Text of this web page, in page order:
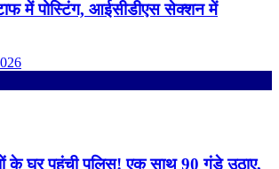
में पोस्टिंग, आईसीडीएस सेक्शन में
के घर पहुंची पुलिस! एक साथ 90 गुंडे उठाए,